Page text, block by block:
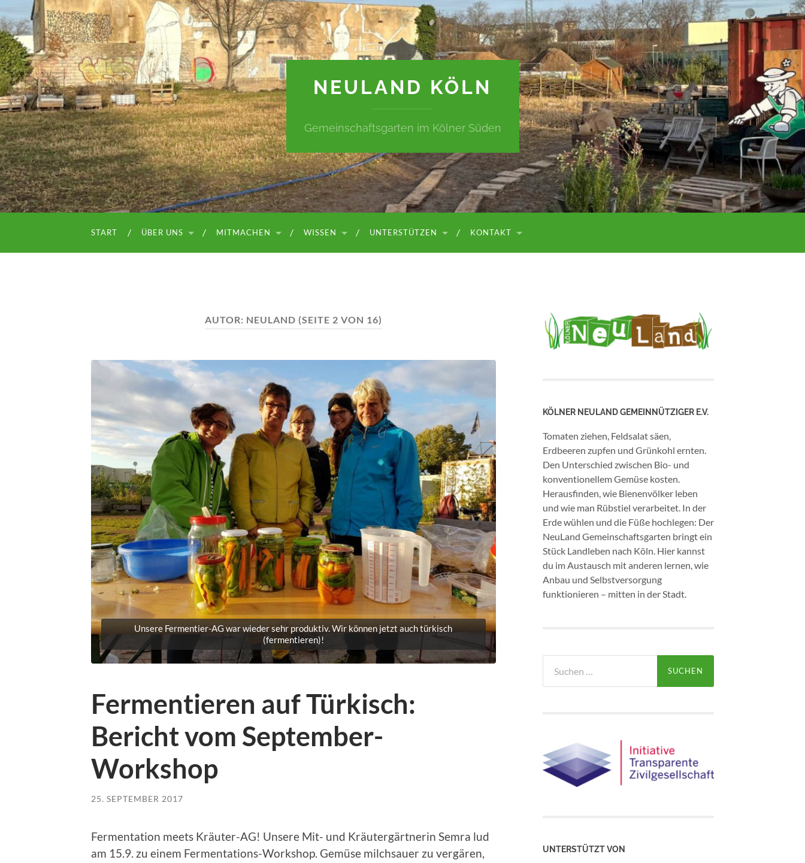
NEULAND KÖLN
Gemeinschaftsgarten im Kölner Süden
START ÜBER UNS MITMACHEN WISSEN UNTERSTÜTZEN KONTAKT
AUTOR: NEULAND (SEITE 2 VON 16)
Unsere Fermentier-AG war wieder sehr produktiv. Wir können jetzt auch türkisch
(fermentieren)!
Fermentieren auf Türkisch:
Bericht vom September-
Workshop
25. SEPTEMBER 2017
Fermentation meets Kräuter-AG! Unsere Mit- und Kräutergärtnerin Semra lud
am 15.9. zu einem Fermentations-Workshop. Gemüse milchsauer zu vergären,
KÖLNER NEULAND GEMEINNÜTZIGER E.V.
Tomaten ziehen, Feldsalat säen,
Erdbeeren zupfen und Grünkohl ernten.
Den Unterschied zwischen Bio- und
konventionellem Gemüse kosten.
Herausfinden, wie Bienenvölker leben
und wie man Rübstiel verarbeitet. In der
Erde wühlen und die Füße hochlegen: Der
NeuLand Gemeinschaftsgarten bringt ein
Stück Landleben nach Köln. Hier kannst
du im Austausch mit anderen lernen, wie
Anbau und Selbstversorgung
funktionieren – mitten in der Stadt.
nach:
UNTERSTÜTZT VON